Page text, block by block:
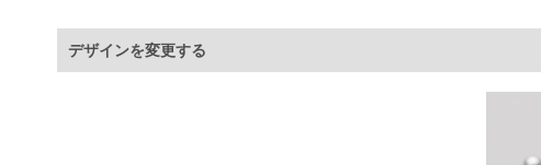
移デザインを変更する